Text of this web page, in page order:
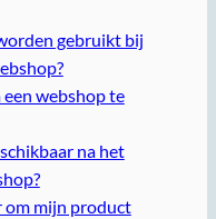
gebruikt bij
webshop te
na het
om mijn product